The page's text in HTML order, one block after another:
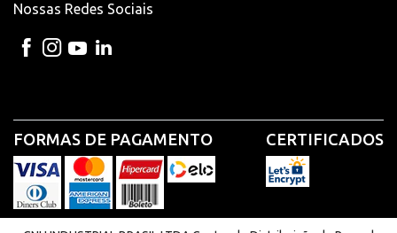
Nossas Redes Sociais
FORMAS DE PAGAMENTO CERTIFICADOS